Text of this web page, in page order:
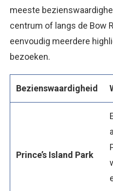
meeste
centrum of langs de Bow
eenvoudig meerdere
bezoeken.
Bezienswaardigheid
Prince’s Island Park